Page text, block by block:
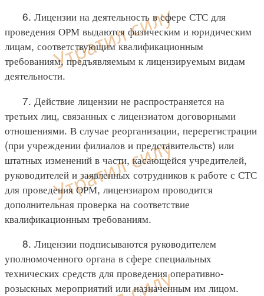
6. Лицензии на деятельность в сфере СТС для
проведения ОРМ выдаются физическим и юридическим
лицам, соответствующим квалификационным
требованиям, предъявляемым к лицензируемым видам
деятельности.
7. Действие лицензии не распространяется на
третьих лиц, связанных с лицензиатом договорными
отношениями. В случае реорганизации, перерегистрации
(при учреждении филиалов и представительств) или
штатных изменений в части, касающейся учредителей,
руководителей и заявленных сотрудников к работе с СТС
для проведения ОРМ, лицензиаром проводится
дополнительная проверка на соответствие
квалификационным требованиям.
8. Лицензии подписываются руководителем
уполномоченного органа в сфере специальных
технических средств для проведения оперативно-
розыскных мероприятий или назначенным им лицом.